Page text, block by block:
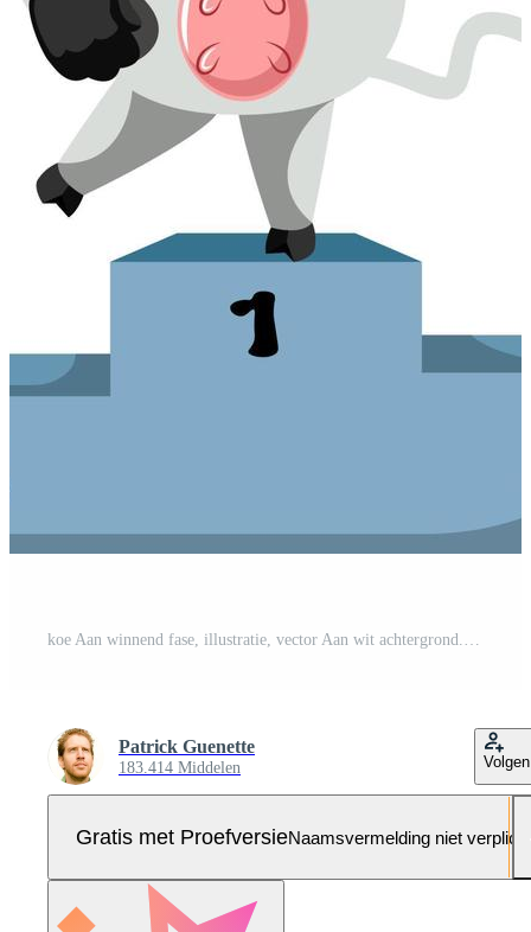
koe Aan winnend fase, illustratie, vector Aan wit achtergrond. Pro-Vector en Pro-SVG
Patrick Guenette
183.414 Middelen Volgen
Gratis met ProefversieNaamsvermelding niet verplicht